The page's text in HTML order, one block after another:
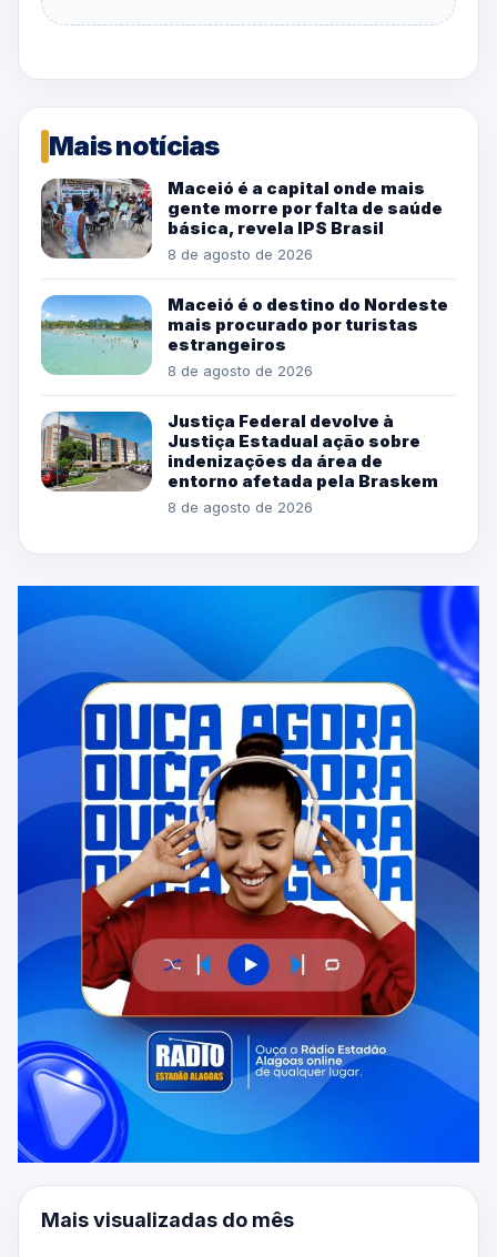
Mais notícias
Maceió é a capital onde mais
gente morre por falta de saúde
básica, revela IPS Brasil
8 de agosto de 2026
Maceió é o destino do Nordeste
mais procurado por turistas
estrangeiros
8 de agosto de 2026
Justiça Federal devolve à
Justiça Estadual ação sobre
indenizações da área de
entorno afetada pela Braskem
8 de agosto de 2026
Mais visualizadas do mês